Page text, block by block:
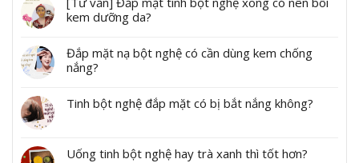
kem dưỡng da?
Đắp mặt nạ bột nghệ có cần dùng kem chống
nắng?
Tinh bột nghệ đắp mặt có bị bắt nắng không?
Uống tinh bột nghệ hay trà xanh thì tốt hơn?